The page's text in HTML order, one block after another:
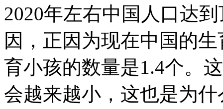
2020年左右中国人口达
因，正因为现在中国的
育小孩的数量是1.4个。
会越来越小，这也是为